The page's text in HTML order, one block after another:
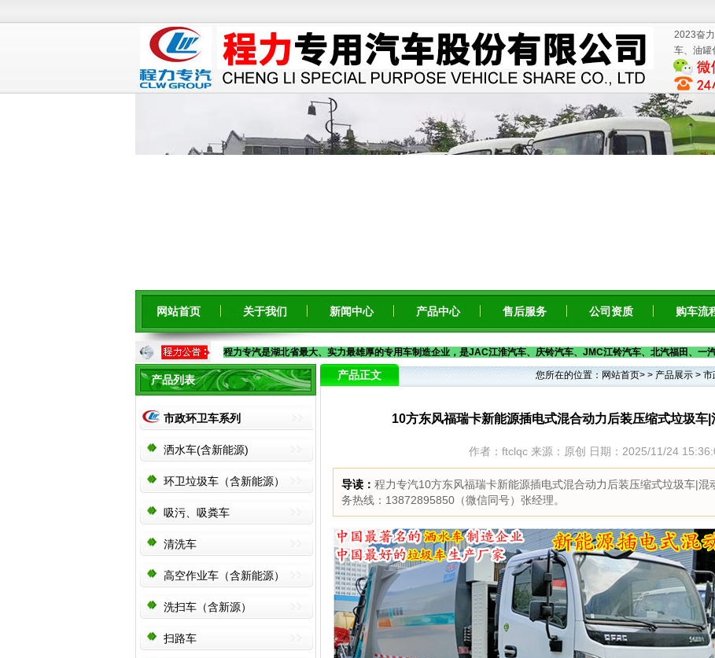
2023奋
车、油罐
网站首页 关于我们 新闻中心 产品中心 售后服务 公司资质 购车流
程力专汽是湖北省最大、实力最雄厚的专用车制造企业，是JAC江淮汽车、庆铃汽车、JMC江铃汽车、北汽福田、一
产品列表
市政环卫车系列
洒水车(含新能源)
环卫垃圾车（含新能源）
吸污、吸粪车
清洗车
高空作业车（含新能源）
洗扫车（含新源）
扫路车
产品正文 您所在的位置： 网站首页> > 产品展示 > 市
10方东风福瑞卡新能源插电式混合动力后装压缩式垃圾车
作者：ftclqc 来源：原创 日期：2025/11/24
导读： 程力专汽10方东风福瑞卡新能源插电式混合动力后装压缩式垃圾车|
务热线：13872895850（微信同号）张经理。